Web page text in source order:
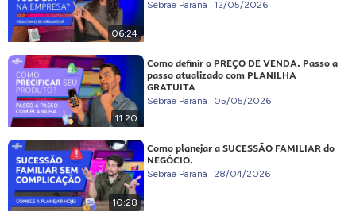
06:24
Sebrae Paraná 12/05/2026
11:20
Como definir o PREÇO DE VENDA. Passo a
passo atualizado com PLANILHA
GRATUITA
Sebrae Paraná 05/05/2026
10:28
Como planejar a SUCESSÃO FAMILIAR do
NEGÓCIO.
Sebrae Paraná 28/04/2026